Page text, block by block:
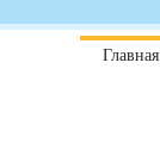
Главная